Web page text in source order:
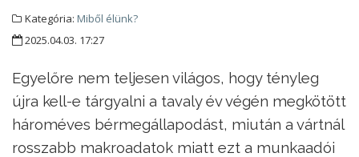
Kategória: Miből élünk?
2025.04.03. 17:27
Egyelőre nem teljesen világos, hogy tényleg
újra kell-e tárgyalni a tavaly év végén megkötött
hároméves bérmegállapodást, miután a vártnál
rosszabb makroadatok miatt ezt a munkaadói